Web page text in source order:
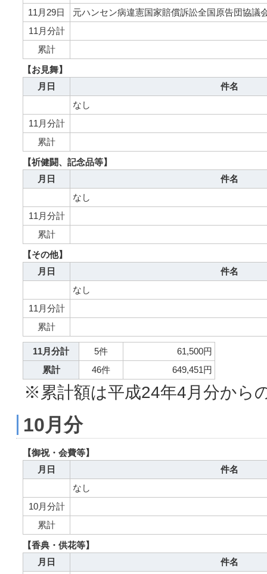
11月29日
元ハンセン病違憲国家賠償訴訟全国原告団協
11月分計
累計
【お見舞】
月日
件名
なし
11月分計
累計
【祈健闘、記念品等】
月日
件名
なし
11月分計
累計
【その他】
月日
件名
なし
11月分計
累計
11月分計 5件
61,500円
累計
46件 649,451円
※累計額は平成24年4月分から
10月分
【御祝・会費等】
月日
件名
なし
10月分計
累計
【香典・供花等】
月日
件名